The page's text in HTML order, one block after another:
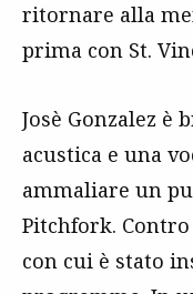
ritornare alla
prima con St.
Josè Gonzalez è
acustica e una
ammaliare un
Pitchfork.
con cui è stato